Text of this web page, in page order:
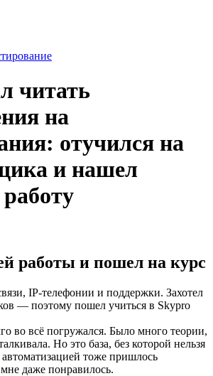
читать
на
отучился на
и нашел
работы и пошел на курс
IP-телефонии и поддержки. Захотел
— поэтому пошел учиться в Skypro
во всё погружался. Было много теории,
Но это база, без которой нельзя
тоже пришлось
даже понравилось.